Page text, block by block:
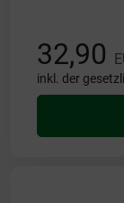
32,90
inkl. der